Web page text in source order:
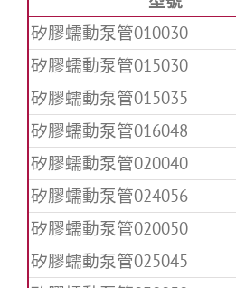
矽膠蠕動泵管010030
矽膠蠕動泵管015030
矽膠蠕動泵管015035
矽膠蠕動泵管016048
矽膠蠕動泵管020040
矽膠蠕動泵管024056
矽膠蠕動泵管020050
矽膠蠕動泵管025045